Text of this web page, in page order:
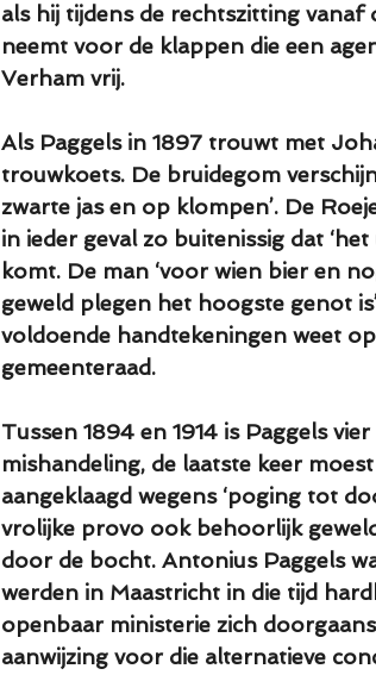
als hij tijdens de rechtszitting
neemt voor de klappen die een
Verham vrij.
Als Paggels in 1897 trouwt met
trouwkoets. De bruidegom
zwarte jas en op klompen’. De
in ieder geval zo buitenissig dat
komt. De man ‘voor wien bier en
geweld plegen het hoogste genot
voldoende handtekeningen weet
gemeenteraad.
Tussen 1894 en 1914 is Paggels
mishandeling, de laatste keer
aangeklaagd wegens ‘poging tot
vrolijke provo ook behoorlijk
door de bocht. Antonius Paggels
werden in Maastricht in die tijd
openbaar ministerie zich
aanwijzing voor die alternatieve